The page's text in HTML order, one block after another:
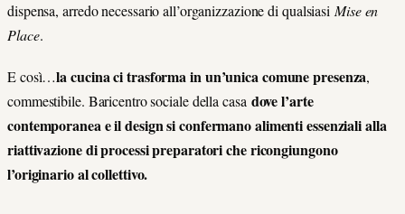
dispensa, arredo necessario all’organizzazione di qualsiasi Mise en
Place.
E così…la cucina ci trasforma in un’unica comune presenza,
commestibile. Baricentro sociale della casa dove l’arte
contemporanea e il design si confermano alimenti essenziali alla
riattivazione di processi preparatori che ricongiungono
l’originario al collettivo.